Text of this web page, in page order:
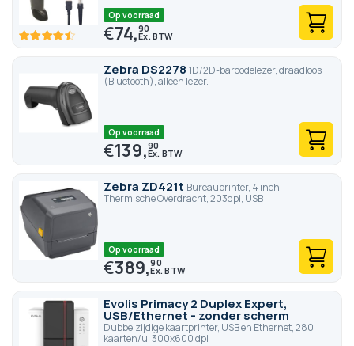
90 100
Op voorraad
€74,90
Zebra DS2278 1D/2D-barcodelezer, draadloos
(Bluetooth), alleen lezer.
Op voorraad
€139,90
Zebra ZD421t Bureauprinter, 4 inch,
Thermische Overdracht, 203dpi, USB
Op voorraad
€389,90
Evolis Primacy 2 Duplex Expert,
USB/Ethernet - zonder scherm
Dubbelzijdige kaartprinter, USB en Ethernet, 280
kaarten/u, 300x600 dpi